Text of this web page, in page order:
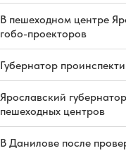
В пешеходном центре
гобо-проекторов
Губернатор
Ярославский
пешеходных центров
В Данилове после